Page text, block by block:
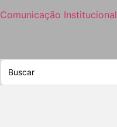
Comunicação Institucional